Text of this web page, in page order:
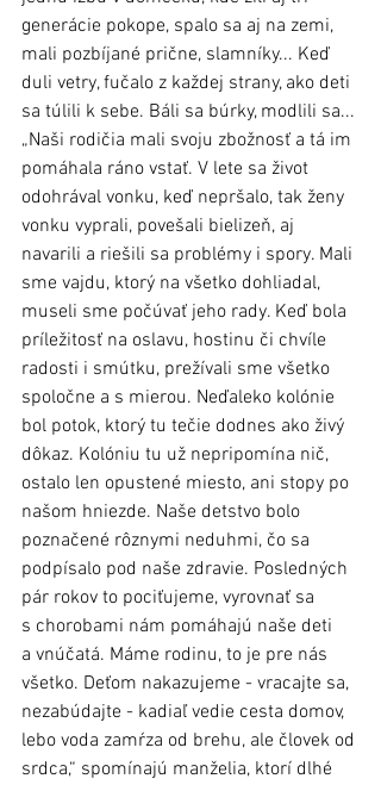
generácie pokope, spalo sa aj na zemi,
mali pozbíjané prične, slamníky... Keď
duli vetry, fučalo z každej strany, ako deti
sa túlili k sebe. Báli sa búrky, modlili sa...
„Naši rodičia mali svoju zbožnosť a tá im
pomáhala ráno vstať. V lete sa život
odohrával vonku, keď nepršalo, tak ženy
vonku vyprali, povešali bielizeň, aj
navarili a riešili sa problémy i spory. Mali
sme vajdu, ktorý na všetko dohliadal,
museli sme počúvať jeho rady. Keď bola
príležitosť na oslavu, hostinu či chvíle
radosti i smútku, prežívali sme všetko
spoločne a s mierou. Neďaleko kolónie
bol potok, ktorý tu tečie dodnes ako živý
dôkaz. Kolóniu tu už nepripomína nič,
ostalo len opustené miesto, ani stopy po
našom hniezde. Naše detstvo bolo
poznačené rôznymi neduhmi, čo sa
podpísalo pod naše zdravie. Posledných
pár rokov to pociťujeme, vyrovnať sa
s chorobami nám pomáhajú naše deti
a vnúčatá. Máme rodinu, to je pre nás
všetko. Deťom nakazujeme - vracajte sa,
nezabúdajte - kadiaľ vedie cesta domov,
lebo voda zamŕza od brehu, ale človek od
srdca,“ spomínajú manželia, ktorí dlhé